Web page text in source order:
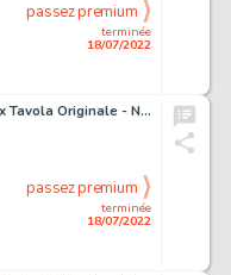
terminée
18/07/2022
passez premium
Roberto De Angelis - 3x Tavola Originale - Nathan Never n. 211 - "Il mostro nell'ombra" - (2008)
terminée
18/07/2022
passez premium